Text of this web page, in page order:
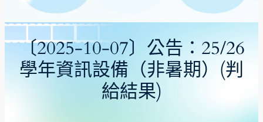
〔2025-10-07〕公告：25/26
學年資訊設備（非暑期）(判
給結果)